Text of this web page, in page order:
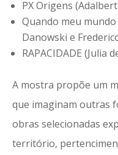
PX Origens
Quando meu
Danowski e
RAPACIDADE (Julia
A mostra propõe um
que imaginam outras
obras selecionadas
território,